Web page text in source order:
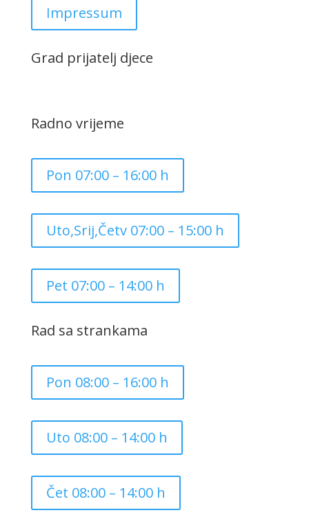
Impressum
Grad prijatelj djece
Radno vrijeme
Pon 07:00 – 16:00 h
Uto,Srij,Četv 07:00 – 15:00 h
Pet 07:00 – 14:00 h
Rad sa strankama
Pon 08:00 – 16:00 h
Uto 08:00 – 14:00 h
Čet 08:00 – 14:00 h